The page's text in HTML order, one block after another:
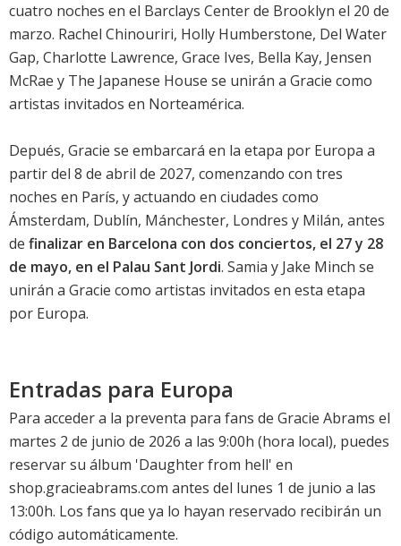
cuatro noches en el Barclays Center de Brooklyn el 20 de
marzo. Rachel Chinouriri, Holly Humberstone, Del Water
Gap, Charlotte Lawrence, Grace Ives, Bella Kay, Jensen
McRae y The Japanese House se unirán a Gracie como
artistas invitados en Norteamérica.
Depués, Gracie se embarcará en la etapa por Europa a
partir del 8 de abril de 2027, comenzando con tres
noches en París, y actuando en ciudades como
Ámsterdam, Dublín, Mánchester, Londres y Milán, antes
de finalizar en Barcelona con dos conciertos, el 27 y 28
de mayo, en el Palau Sant Jordi. Samia y Jake Minch se
unirán a Gracie como artistas invitados en esta etapa
por Europa.
Entradas para Europa
Para acceder a la preventa para fans de Gracie Abrams el
martes 2 de junio de 2026 a las 9:00h (hora local), puedes
reservar su álbum 'Daughter from hell' en
shop.gracieabrams.com antes del lunes 1 de junio a las
13:00h. Los fans que ya lo hayan reservado recibirán un
código automáticamente.